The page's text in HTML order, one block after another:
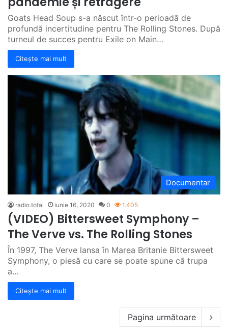
Goats Head Soup s-a născut într-o perioadă de
profundă incertitudine pentru The Rolling Stones. După
turneul de succes pentru Exile on Main…
Citește mai mult
Documentar
radio.total iunie 16, 2020 0 1.405
(VIDEO) Bittersweet Symphony –
The Verve vs. The Rolling Stones
În 1997, The Verve lansa în Marea Britanie Bittersweet
Symphony, o piesă cu care se poate spune că trupa
a…
Citește mai mult
Pagina următoare